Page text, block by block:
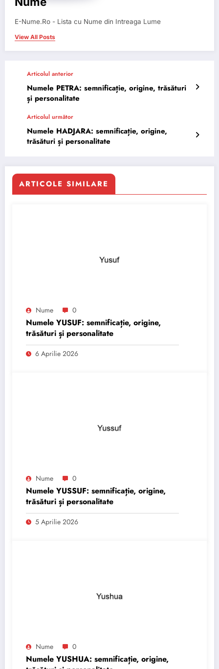
E-Nume.Ro - Lista cu Nume din Intreaga Lume
View All Posts
Articolul anterior
Numele PETRA: semnificație, origine, trăsături
și personalitate
Articolul următor
Numele HADJARA: semnificație, origine,
trăsături și personalitate
ARTICOLE SIMILARE
Nume 0
Numele YUSUF: semnificație, origine,
trăsături și personalitate
6 Aprilie 2026
Nume 0
Numele YUSSUF: semnificație, origine,
trăsături și personalitate
5 Aprilie 2026
Nume 0
Numele YUSHUA: semnificație, origine,